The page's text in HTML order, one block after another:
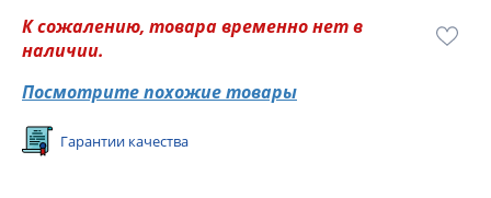
К сожалению, товара временно нет в
наличии.
Посмотрите похожие товары
Гарантии качества